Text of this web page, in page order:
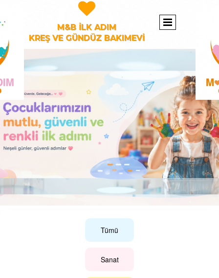

M&B İLK ADIM
KREŞ VE GÜNDÜZ BAKIMEVİ
Tümü
Sanat